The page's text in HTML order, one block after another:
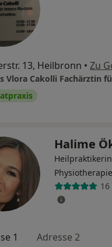
13, Heilbronn • Zu
Vlora Cakolli Fachärztin
Halime
Physiotherapie
1 Adresse 2